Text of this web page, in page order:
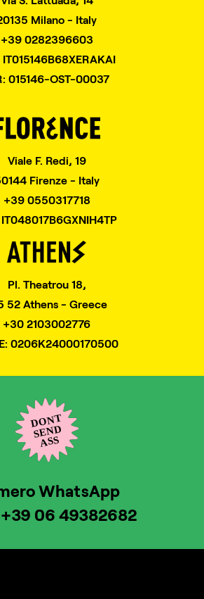
Milano - Italy
+39 0282396603
IT015146B68XERAKAI
015146-OST-00037
Viale F. Redi, 19
Firenze - Italy
+39 0550317718
Pl. Theatrou 18,
52 Athens - Greece
+30 2103002776
0206K24000170500
WhatsApp
+39 06 49382682